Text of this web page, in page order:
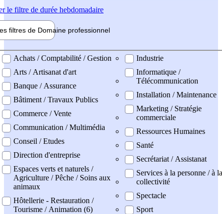
le filtre de durée hebdomadaire
filtres de Domaine professionnel
professionel
Achats / Comptabilité / Gestion
Arts / Artisanat d'art
Banque / Assurance
Bâtiment / Travaux Publics
Commerce / Vente
Communication / Multimédia
Conseil / Etudes
Direction d'entreprise
Espaces verts et naturels /
Agriculture / Pêche / Soins aux
animaux
Hôtellerie - Restauration /
Tourisme / Animation (6)
Industrie
Informatique /
Télécommunication
Installation / Maintenance
Marketing / Stratégie
commerciale
Ressources Humaines
Santé
Secrétariat / Assistanat
Services à la personne / à la
collectivité
Spectacle
Sport